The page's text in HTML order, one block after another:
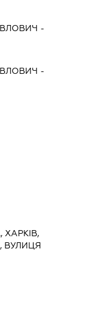
-
-
ХАРКІВ,
ВУЛИЦЯ